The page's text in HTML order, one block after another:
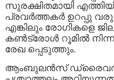
സുരക്ഷിതമായി
പ്രവർത്തകർ ഉറപ്പു
എങ്കിലും രോഗികളെ
കൺട്രോൾ റൂമിൽ
രേഖ പ്പെടുത്തും.
ആംബുലൻസ് ഡ്രൈവർ